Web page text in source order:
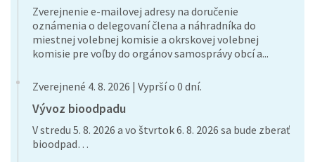
Zverejnenie e-mailovej adresy na doručenie
oznámenia o delegovaní člena a náhradníka do
miestnej volebnej komisie a okrskovej volebnej
komisie pre voľby do orgánov samosprávy obcí a...
Zverejnené 4. 8. 2026 | Vyprší o 0 dní.
Vývoz bioodpadu
V stredu 5. 8. 2026 a vo štvrtok 6. 8. 2026 sa bude zberať
bioodpad…